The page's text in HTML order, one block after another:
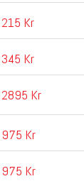
215 Kr
345 Kr
2895 Kr
975 Kr
975 Kr